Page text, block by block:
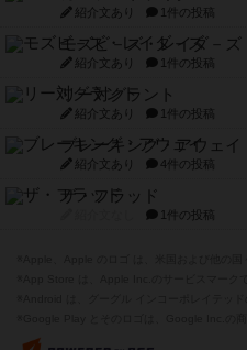
紹介文あり 1件の投稿
モズビ－ズ・レイダ－ズ
紹介文あり 1件の投稿
リー対グラント
紹介文あり 1件の投稿
ブレーキング・アウェイ
紹介文あり 4件の投稿
ザ・フラッド
1件の投稿